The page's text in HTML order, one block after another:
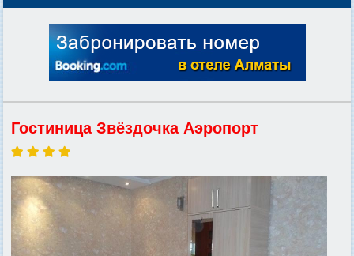
Гостиница Звёздочка Аэропорт